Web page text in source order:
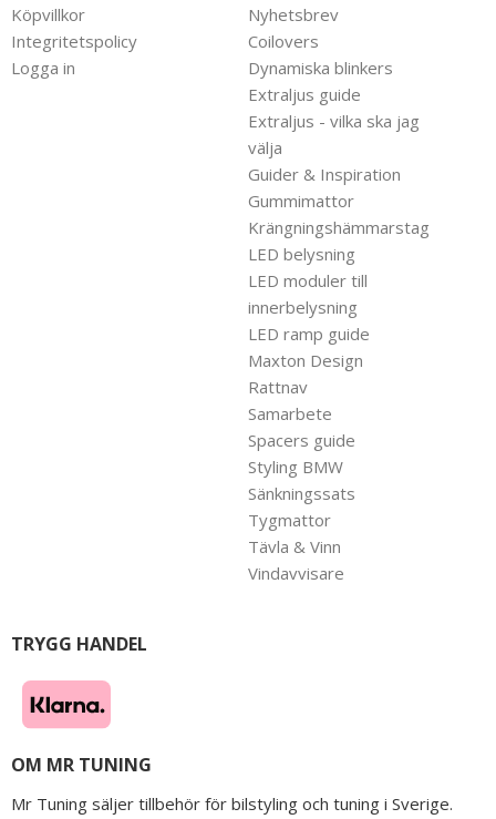
Köpvillkor
Integritetspolicy
Logga in
Nyhetsbrev
Coilovers
Dynamiska blinkers
Extraljus guide
Extraljus - vilka ska jag
välja
Guider & Inspiration
Gummimattor
Krängningshämmarstag
LED belysning
LED moduler till
innerbelysning
LED ramp guide
Maxton Design
Rattnav
Samarbete
Spacers guide
Styling BMW
Sänkningssats
Tygmattor
Tävla & Vinn
Vindavvisare
TRYGG HANDEL
OM MR TUNING
Mr Tuning säljer tillbehör för bilstyling och tuning i Sverige.